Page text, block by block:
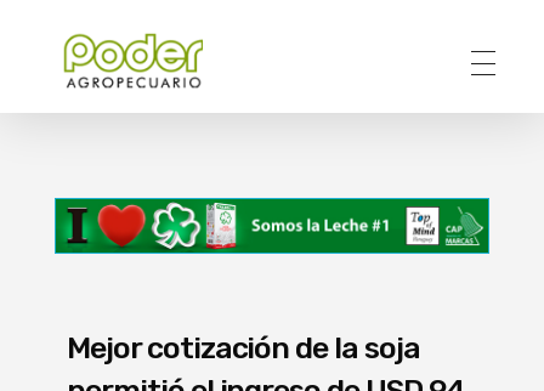
Mejor cotización de la soja